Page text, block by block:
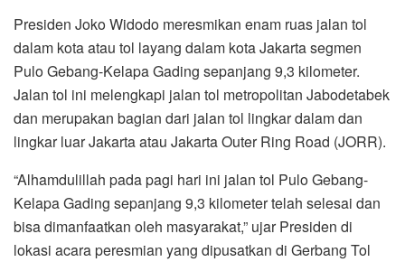
Presiden Joko Widodo meresmikan enam ruas jalan tol
dalam kota atau tol layang dalam kota Jakarta segmen
Pulo Gebang-Kelapa Gading sepanjang 9,3 kilometer.
Jalan tol ini melengkapi jalan tol metropolitan Jabodetabek
dan merupakan bagian dari jalan tol lingkar dalam dan
lingkar luar Jakarta atau Jakarta Outer Ring Road (JORR).
“Alhamdulillah pada pagi hari ini jalan tol Pulo Gebang-
Kelapa Gading sepanjang 9,3 kilometer telah selesai dan
bisa dimanfaatkan oleh masyarakat,” ujar Presiden di
lokasi acara peresmian yang dipusatkan di Gerbang Tol